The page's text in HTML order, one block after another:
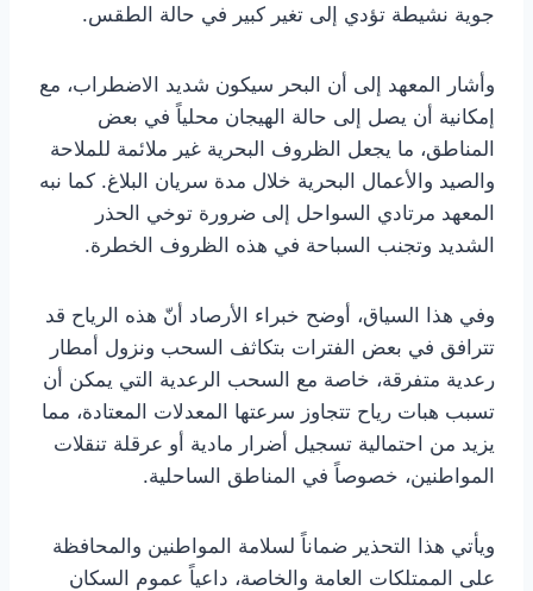
جوية نشيطة تؤدي إلى تغير كبير في حالة الطقس.
وأشار المعهد إلى أن البحر سيكون شديد الاضطراب، مع
إمكانية أن يصل إلى حالة الهيجان محلياً في بعض
المناطق، ما يجعل الظروف البحرية غير ملائمة للملاحة
والصيد والأعمال البحرية خلال مدة سريان البلاغ. كما نبه
المعهد مرتادي السواحل إلى ضرورة توخي الحذر
الشديد وتجنب السباحة في هذه الظروف الخطرة.
وفي هذا السياق، أوضح خبراء الأرصاد أنّ هذه الرياح قد
تترافق في بعض الفترات بتكاثف السحب ونزول أمطار
رعدية متفرقة، خاصة مع السحب الرعدية التي يمكن أن
تسبب هبات رياح تتجاوز سرعتها المعدلات المعتادة، مما
يزيد من احتمالية تسجيل أضرار مادية أو عرقلة تنقلات
المواطنين، خصوصاً في المناطق الساحلية.
ويأتي هذا التحذير ضماناً لسلامة المواطنين والمحافظة
على الممتلكات العامة والخاصة، داعياً عموم السكان